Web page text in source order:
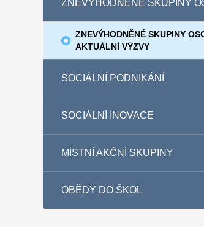
ZNEVÝHODNĚNÉ SKUPINY
ZNEVÝHODNĚNÉ SKUPINY
AKTUÁLNÍ VÝZVY
SOCIÁLNÍ PODNIKÁNÍ
SOCIÁLNÍ INOVACE
MÍSTNÍ AKČNÍ SKUPINY
OBĚDY DO ŠKOL